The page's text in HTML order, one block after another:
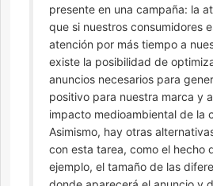
presente en una campaña: la
que si nuestros consumidores
atención por más tiempo a
existe la posibilidad de
anuncios necesarios para
positivo para nuestra marca y
impacto medioambiental de la
Asimismo, hay otras
con esta tarea, como el hecho
ejemplo, el tamaño de las